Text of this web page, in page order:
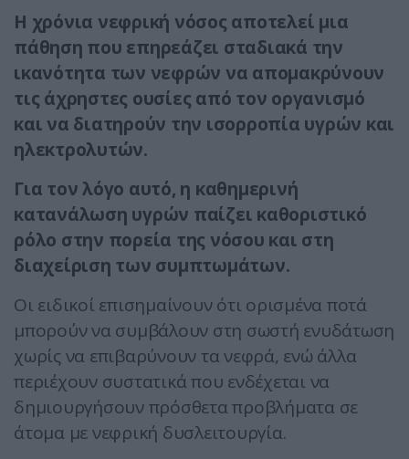
Η χρόνια νεφρική νόσος αποτελεί μια
πάθηση που επηρεάζει σταδιακά την
ικανότητα των νεφρών να απομακρύνουν
τις άχρηστες ουσίες από τον οργανισμό
και να διατηρούν την ισορροπία υγρών και
ηλεκτρολυτών.
Για τον λόγο αυτό, η καθημερινή
κατανάλωση υγρών παίζει καθοριστικό
ρόλο στην πορεία της νόσου και στη
διαχείριση των συμπτωμάτων.
Οι ειδικοί επισημαίνουν ότι ορισμένα ποτά
μπορούν να συμβάλουν στη σωστή ενυδάτωση
χωρίς να επιβαρύνουν τα νεφρά, ενώ άλλα
περιέχουν συστατικά που ενδέχεται να
δημιουργήσουν πρόσθετα προβλήματα σε
άτομα με νεφρική δυσλειτουργία.